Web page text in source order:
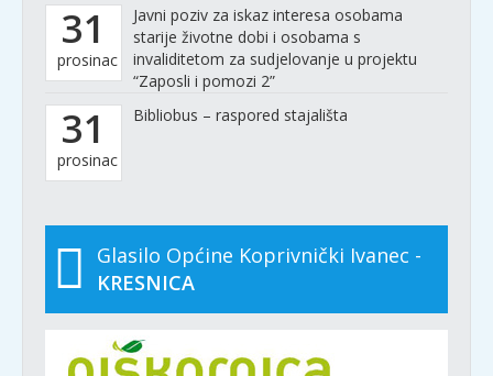
31
prosinac
Javni poziv za iskaz interesa osobama
starije životne dobi i osobama s
invaliditetom za sudjelovanje u projektu
“Zaposli i pomozi 2”
31
prosinac
Bibliobus – raspored stajališta
Glasilo Općine Koprivnički Ivanec -
KRESNICA